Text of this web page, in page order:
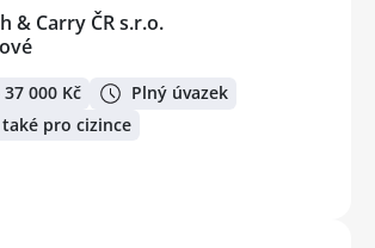
& Carry ČR s.r.o.
000 Kč
Plný úvazek
pro cizince